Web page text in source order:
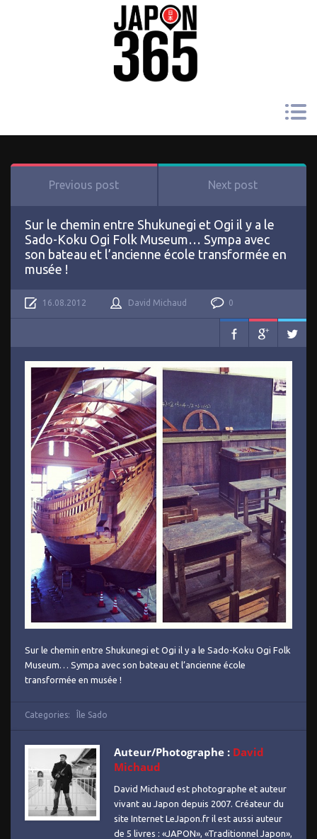
Previous post Next post
Sur le chemin entre Shukunegi et Ogi il y a le
Sado-Koku Ogi Folk Museum… Sympa avec
son bateau et l’ancienne école transformée en
musée !
16.08.2012 David Michaud 0
Sur le chemin entre Shukunegi et Ogi il y a le Sado-Koku Ogi Folk
Museum… Sympa avec son bateau et l’ancienne école
transformée en musée !
Categories: Île Sado
Auteur/Photographe : David
Michaud
David Michaud est photographe et auteur
vivant au Japon depuis 2007. Créateur du
site Internet LeJapon.fr il est aussi auteur
de 5 livres : «JAPON», «Traditionnel Japon»,